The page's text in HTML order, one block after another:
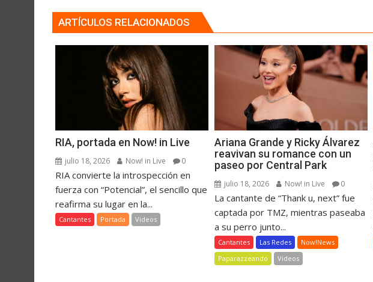
ARTÍCULOS RELACIONADOS
RIA, portada en Now! in Live
julio 18, 2026 Now! in Live 0
RIA convierte la introspección en
fuerza con “Potencial”, el sencillo que
reafirma su lugar en la...
Cantantes Portada Videos
Ariana Grande y Ricky Álvarez
reavivan su romance con un
paseo por Central Park
julio 18, 2026 Now! in Live 0
La cantante de “Thank u, next” fue
captada por TMZ, mientras paseaba
a su perro junto...
Cantantes Las Redes
Now!News
Paparazzeando
Videos